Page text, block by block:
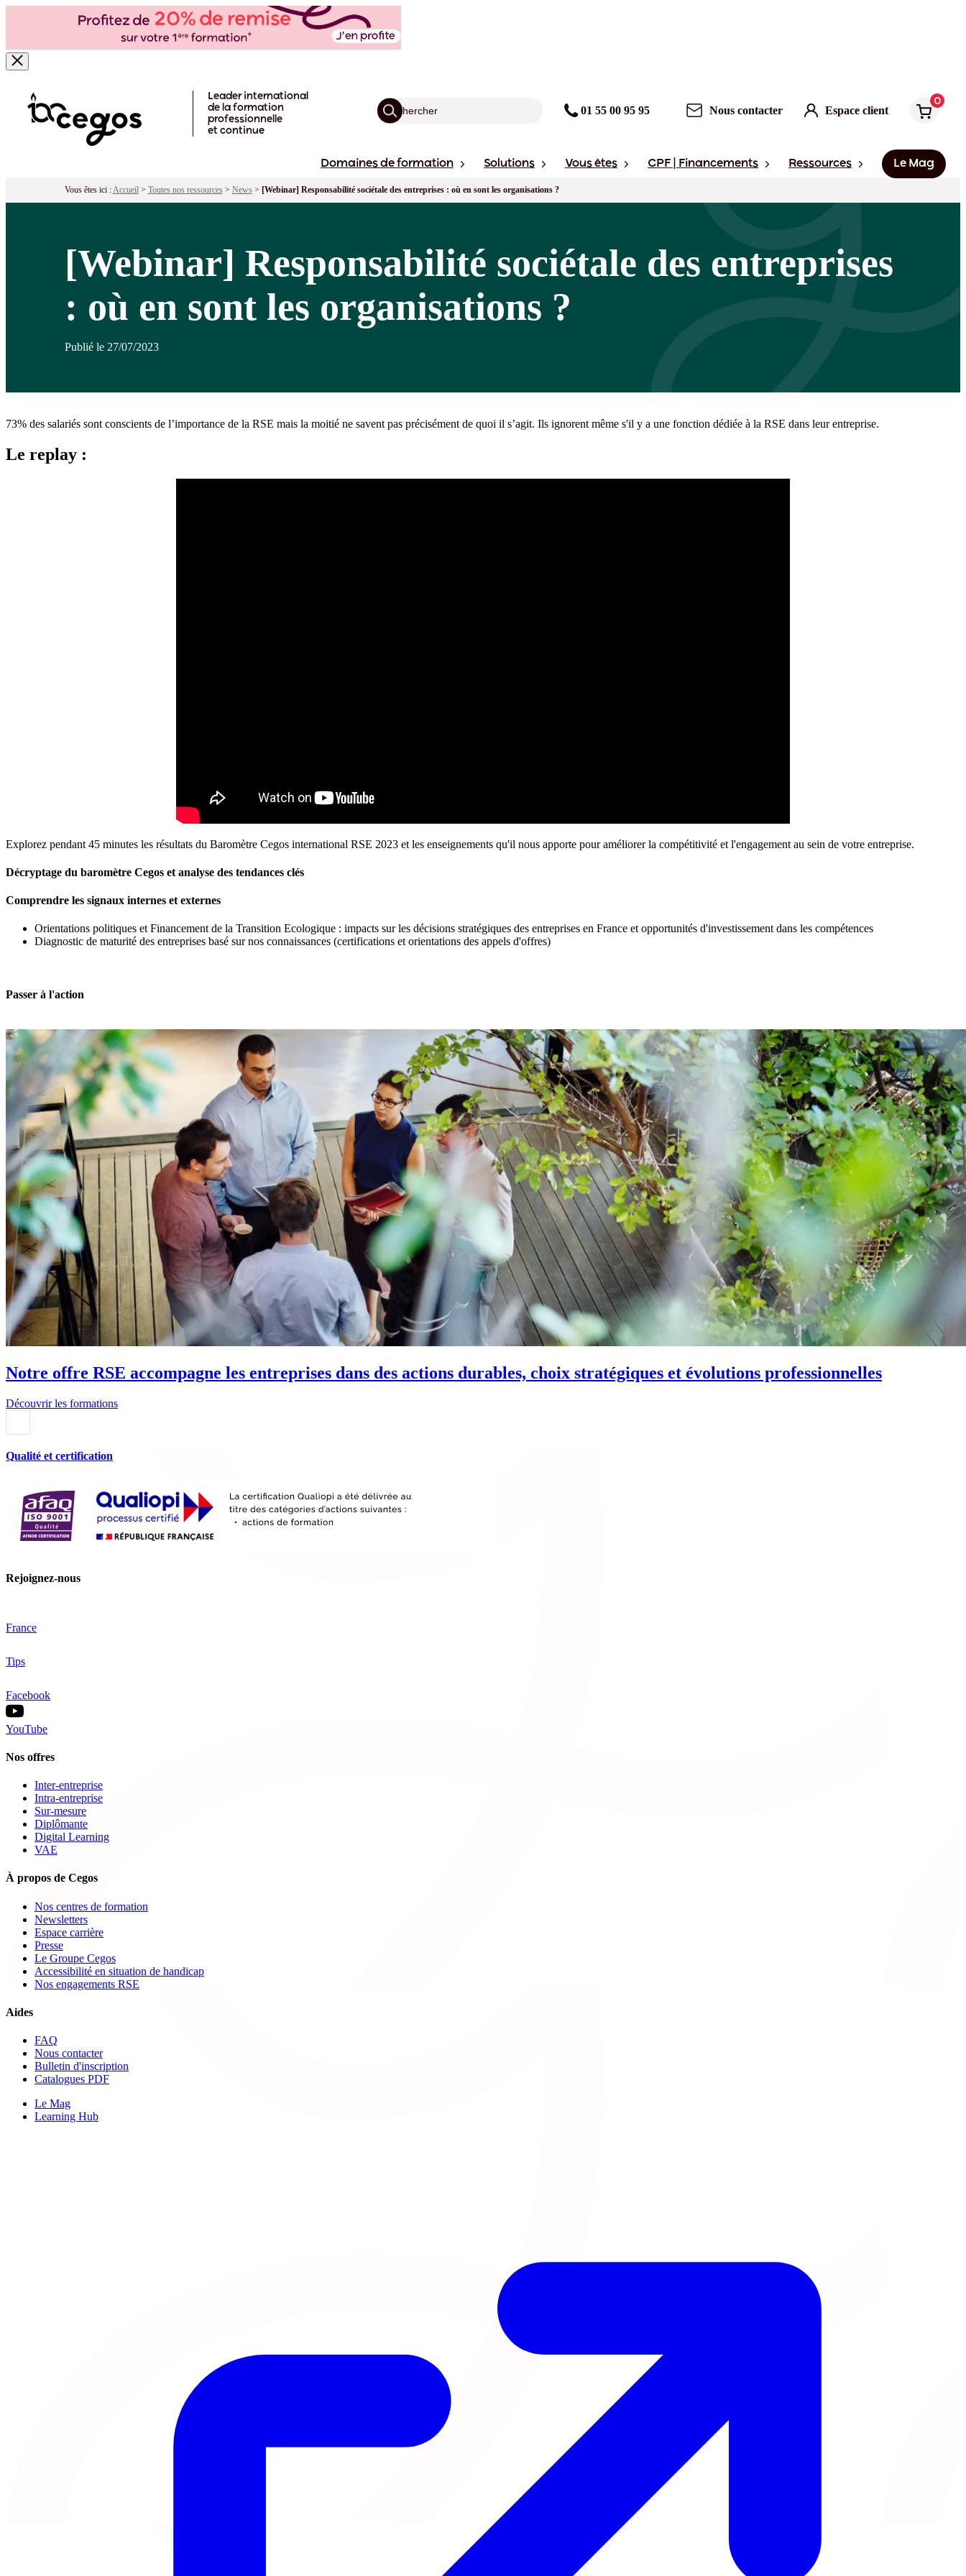
Leader international
de la formation
professionnelle
et continue
01 55 00 95 95 Nous contacter Espace client
0
Domaines de formation Solutions Vous êtes CPF | Financements Ressources Le Mag
Vous êtes ici :Accueil> Toutes nos ressources> News> [Webinar] Responsabilité sociétale des entreprises : où en sont les organisations ?
[Webinar] Responsabilité sociétale des entreprises
: où en sont les organisations ?
Publié le 27/07/2023
73% des salariés sont conscients de l’importance de la RSE mais la moitié ne savent pas précisément de quoi il s’agit. Ils ignorent même s'il y a une fonction dédiée à la RSE dans leur entreprise.
Le replay :
Explorez pendant 45 minutes les résultats du Baromètre Cegos international RSE 2023 et les enseignements qu'il nous apporte pour améliorer la compétitivité et l'engagement au sein de votre entreprise.
Décryptage du baromètre Cegos et analyse des tendances clés
Comprendre les signaux internes et externes
Orientations politiques et Financement de la Transition Ecologique : impacts sur les décisions stratégiques des entreprises en France et opportunités d'investissement dans les compétences
Diagnostic de maturité des entreprises basé sur nos connaissances (certifications et orientations des appels d'offres)
Passer à l'action
Notre offre RSE accompagne les entreprises dans des actions durables, choix stratégiques et évolutions professionnelles
Découvrir les formations
Qualité et certification
Rejoignez-nous
France
Tips
Facebook
YouTube
Nos offres
Inter-entreprise
Intra-entreprise
Sur-mesure
Diplômante
Digital Learning
VAE
À propos de Cegos
Nos centres de formation
Newsletters
Espace carrière
Presse
Le Groupe Cegos
Accessibilité en situation de handicap
Nos engagements RSE
Aides
FAQ
Nous contacter
Bulletin d'inscription
Catalogues PDF
Le Mag
Learning Hub